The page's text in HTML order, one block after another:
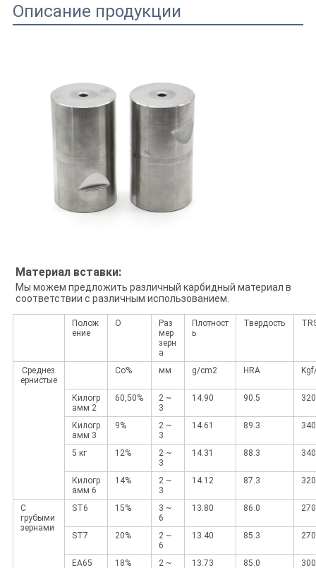
Описание продукции
Материал вставки:
Мы можем предложить различный карбидный материал в
соответствии с различным использованием.
Полож
ение
О
Раз
мер
зерн
а
Плотност
ь
Твердость
Среднез
ернистые
Co% мм g/cm2 HRA
Килогр
амм 2
60,50%
2 ~
3
14.90 90.5 320
Килогр
амм 3
9%
2 ~
3
14.61 89.3 340
5 кг 12%
2 ~
3
14.31 88.3 340
Килогр
амм 6
14%
2 ~
3
14.12 87.3 320
С
грубыми
зернами
ST6 15%
3 ~
6
13.80 86.0 270
ST7 20%
2 ~
6
13.40 85.3 270
EA65 18%
2 ~
13.73 85.0 300